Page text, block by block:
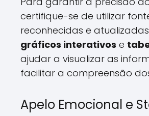
certifique-se de utilizar
reconhecidas e
gráficos interativos e
ajudar a visualizar as
facilitar a compreensão
Apelo Emocional e